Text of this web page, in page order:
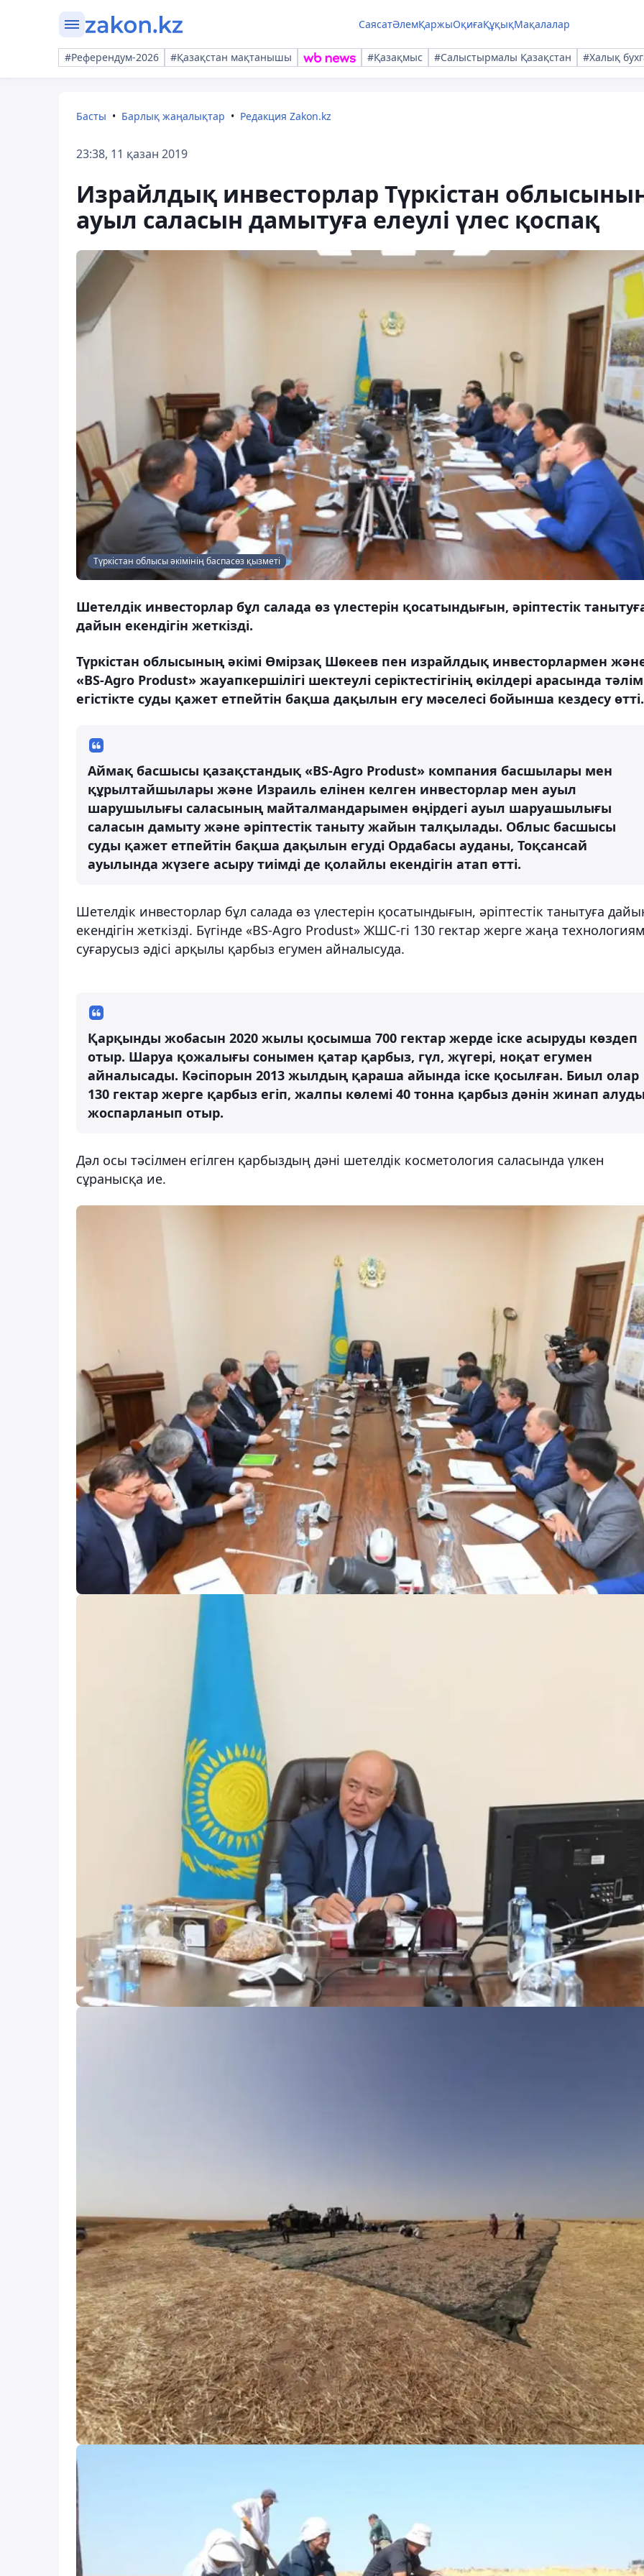
СаясатӘлемҚаржыОқиғаҚұқықМақалалар
#Референдум-2026 #Қазақстан мақтанышы #Қазақмыс #Салыстырмалы Қазақстан #Халық
Басты Барлық жаңалықтар Редакция Zakon.kz
23:38, 11 қазан 2019
Израйлдық инвесторлар Түркістан
ауыл саласын дамытуға елеулі үлес қоспақ
Түркістан облысы әкімінің баспасөз қызметі
Шетелдік инвесторлар бұл салада өз үлестерін қосатындығын, әріптестік
дайын екендігін жеткізді.
Түркістан облысының әкімі Өмірзақ Шөкеев пен израйлдық инвесторлармен
«BS-Agro Produst» жауапкершілігі шектеулі серіктестігінің өкілдері арасында тәлім
егістікте суды қажет етпейтін бақша дақылын егу мәселесі бойынша кездесу өтті.
Аймақ басшысы қазақстандық «BS-Agro Produst» компания басшылары мен
құрылтайшылары және Израиль елінен келген инвесторлар мен ауыл
шарушылығы саласының майталмандарымен өңірдегі ауыл шаруашылығы
саласын дамыту және әріптестік таныту жайын талқылады. Облыс басшысы
суды қажет етпейтін бақша дақылын егуді Ордабасы ауданы, Тоқсансай
ауылында жүзеге асыру тиімді де қолайлы екендігін атап өтті.
Шетелдік инвесторлар бұл салада өз үлестерін қосатындығын, әріптестік танытуға
екендігін жеткізді. Бүгінде «BS-Agro Produst» ЖШС-гі 130 гектар жерге жаңа
суғарусыз әдісі арқылы қарбыз егумен айналысуда.
Қарқынды жобасын 2020 жылы қосымша 700 гектар жерде іске асыруды көздеп
отыр. Шаруа қожалығы сонымен қатар қарбыз, гүл, жүгері, ноқат егумен
айналысады. Кәсіпорын 2013 жылдың қараша айында іске қосылған. Биыл олар
130 гектар жерге қарбыз егіп, жалпы көлемі 40 тонна қарбыз дәнін жинап
жоспарланып отыр.
Дәл осы тәсілмен егілген қарбыздың дәні шетелдік косметология саласында үлкен
сұранысқа ие.